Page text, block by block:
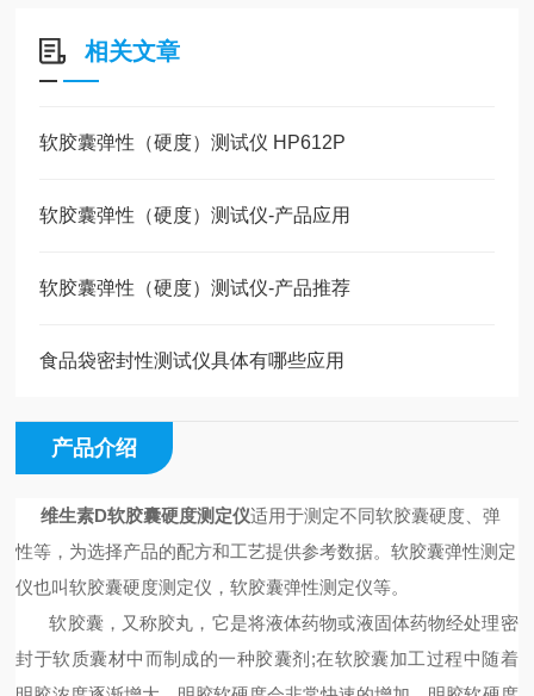
相关文章
软胶囊弹性（硬度）测试仪 HP612P
软胶囊弹性（硬度）测试仪-产品应用
软胶囊弹性（硬度）测试仪-产品推荐
食品袋密封性测试仪具体有哪些应用
产品介绍
维生素D软胶囊硬度测定仪适用于测定不同软胶囊硬度、弹
性等，为选择产品的配方和工艺提供参考数据。软胶囊弹性测定
仪也叫软胶囊硬度测定仪，软胶囊弹性测定仪等。
软胶囊，又称胶丸，它是将液体药物或液固体药物经处理密
封于软质囊材中而制成的一种胶囊剂 ;在软胶囊加工过程中随着